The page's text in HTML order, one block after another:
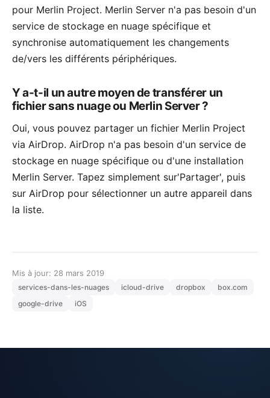
pour Merlin Project. Merlin Server n'a pas besoin d'un
service de stockage en nuage spécifique et
synchronise automatiquement les changements
de/vers les différents périphériques.
Y a-t-il un autre moyen de transférer un
fichier sans nuage ou Merlin Server ?
Oui, vous pouvez partager un fichier Merlin Project
via AirDrop. AirDrop n'a pas besoin d'un service de
stockage en nuage spécifique ou d'une installation
Merlin Server. Tapez simplement sur'Partager', puis
sur AirDrop pour sélectionner un autre appareil dans
la liste.
Mis à jour: 28 mars 2019
services-dans-les-nuages icloud-drive dropbox
box.com
google-drive
iOS